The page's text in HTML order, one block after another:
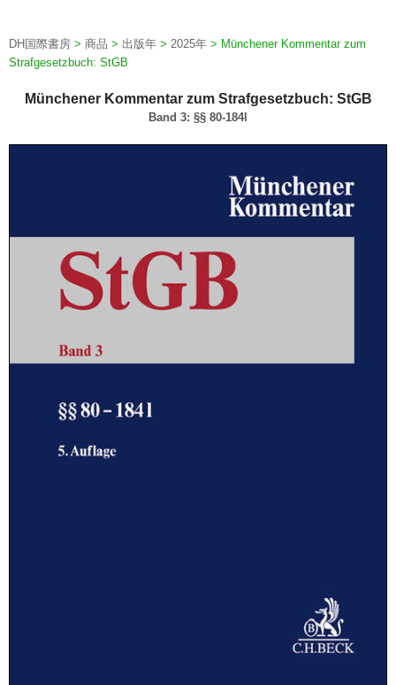
DH国際書房 > 商品 > 出版年 > 2025年 > Münchener Kommentar zum
Strafgesetzbuch: StGB
Münchener Kommentar zum Strafgesetzbuch: StGB
Band 3: §§ 80-184l